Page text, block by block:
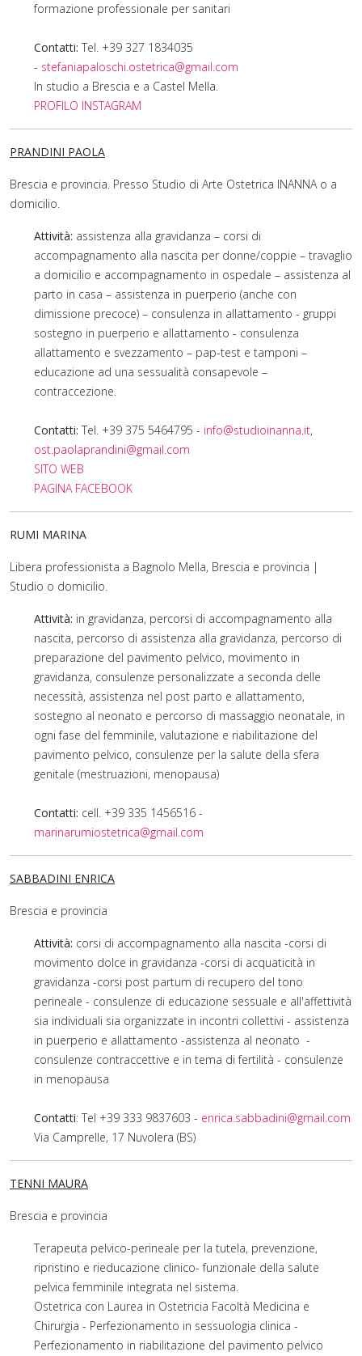
formazione professionale per sanitari
Contatti: Tel. +39 327 1834035
- stefaniapaloschi.ostetrica@gmail.com
In studio a Brescia e a Castel Mella.
PROFILO INSTAGRAM
PRANDINI PAOLA
Brescia e provincia. Presso Studio di Arte Ostetrica INANNA o a
domicilio.
Attività: assistenza alla gravidanza – corsi di
accompagnamento alla nascita per donne/coppie – travaglio
a domicilio e accompagnamento in ospedale – assistenza al
parto in casa – assistenza in puerperio (anche con
dimissione precoce) – consulenza in allattamento - gruppi
sostegno in puerperio e allattamento - consulenza
allattamento e svezzamento – pap-test e tamponi –
educazione ad una sessualità consapevole –
contraccezione.
Contatti: Tel. +39 375 5464795 - info@studioinanna.it,
ost.paolaprandini@gmail.com
SITO WEB
PAGINA FACEBOOK
RUMI MARINA
Libera professionista a Bagnolo Mella, Brescia e provincia |
Studio o domicilio.
Attività: in gravidanza, percorsi di accompagnamento alla
nascita, percorso di assistenza alla gravidanza, percorso di
preparazione del pavimento pelvico, movimento in
gravidanza, consulenze personalizzate a seconda delle
necessità, assistenza nel post parto e allattamento,
sostegno al neonato e percorso di massaggio neonatale, in
ogni fase del femminile, valutazione e riabilitazione del
pavimento pelvico, consulenze per la salute della sfera
genitale (mestruazioni, menopausa)
Contatti: cell. +39 335 1456516 -
marinarumiostetrica@gmail.com
SABBADINI ENRICA
Brescia e provincia
Attività: corsi di accompagnamento alla nascita -corsi di
movimento dolce in gravidanza -corsi di acquaticità in
gravidanza -corsi post partum di recupero del tono
perineale - consulenze di educazione sessuale e all'affettività
sia individuali sia organizzate in incontri collettivi - assistenza
in puerperio e allattamento -assistenza al neonato -
consulenze contraccettive e in tema di fertilità - consulenze
in menopausa
Contatti: Tel +39 333 9837603 - enrica.sabbadini@gmail.com
Via Camprelle, 17 Nuvolera (BS)
TENNI MAURA
Brescia e provincia
Terapeuta pelvico-perineale per la tutela, prevenzione,
ripristino e rieducazione clinico- funzionale della salute
pelvica femminile integrata nel sistema.
Ostetrica con Laurea in Ostetricia Facoltà Medicina e
Chirurgia - Perfezionamento in sessuologia clinica -
Perfezionamento in riabilitazione del pavimento pelvico